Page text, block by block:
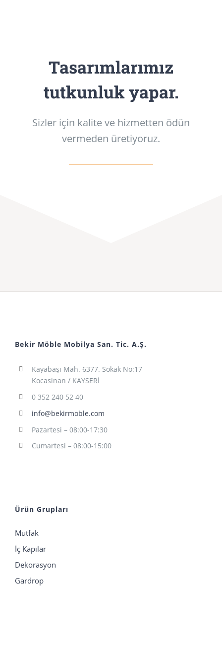
Tasarımlarımız
tutkunluk yapar.
Sizler için kalite ve hizmetten ödün
vermeden üretiyoruz.
Bekir Möble Mobilya San. Tic. A.Ş.
Kayabaşı Mah. 6377. Sokak No:17
Kocasinan / KAYSERİ
0 352 240 52 40
info@bekirmoble.com
Pazartesi – 08:00-17:30
Cumartesi – 08:00-15:00
Ürün Grupları
Mutfak
İç Kapılar
Dekorasyon
Gardrop